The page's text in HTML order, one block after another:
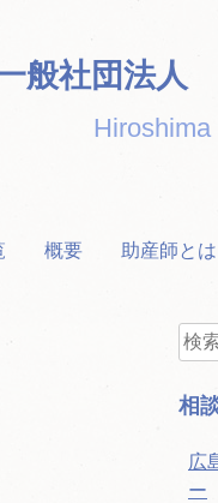
般社団法人
概要 助産師とは
検
索:
相
広
ー